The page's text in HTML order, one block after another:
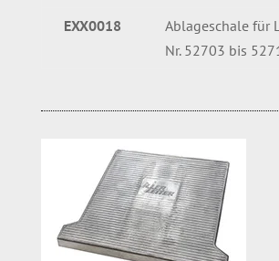
EXX0018
Ablageschale für
Nr. 52703 bis